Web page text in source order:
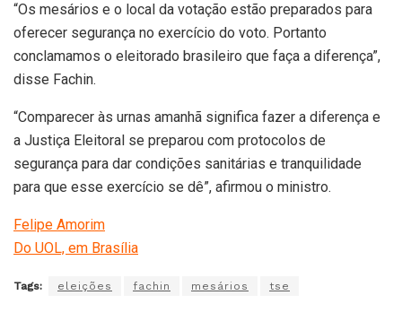
“Os mesários e o local da votação estão preparados para
oferecer segurança no exercício do voto. Portanto
conclamamos o eleitorado brasileiro que faça a diferença”,
disse Fachin.
“Comparecer às urnas amanhã significa fazer a diferença e
a Justiça Eleitoral se preparou com protocolos de
segurança para dar condições sanitárias e tranquilidade
para que esse exercício se dê”, afirmou o ministro.
Felipe Amorim
Do UOL, em Brasília
Tags: eleições fachin mesários tse